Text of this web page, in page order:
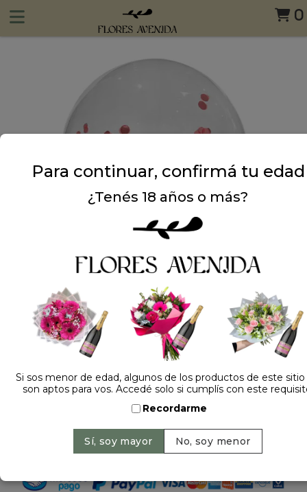
0
Dejá tu opinión
GLOBO BURBUJA TE AMO CON AIRE
Precio: $ 25.000- $ 30.000 Ahorrás 17%
Agregar al carrito
Para continuar, confirmá tu edad
¿Tenés 18 años o más?
Si sos menor de edad, algunos de los productos de este
son aptos para vos. Accedé solo si cumplís con este
Recordarme